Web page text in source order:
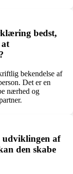
bedst,
bekendelse af
Det er en
nærhed og
udviklingen af
den skabe